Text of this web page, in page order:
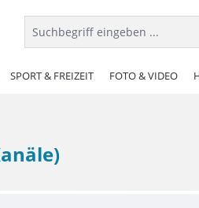
SPORT & FREIZEIT FOTO & VIDEO